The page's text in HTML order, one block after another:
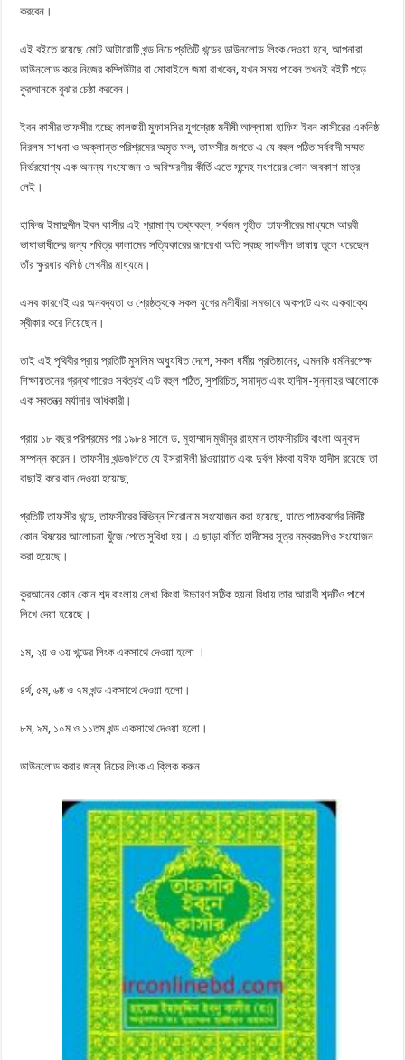
করবেন।
এই বইতে রয়েছে মোট আটারোটি খন্ড নিচে প্রতিটি খন্ডের ডাউনলোড লিংক দেওয়া হবে, আপনারা
ডাউনলোড করে নিজের কম্পিউটার বা মোবাইলে জমা রাখবেন, যখন সময় পাবেন তখনই বইটি পড়ে
কুরআনকে বুঝার চেষ্ঠা করবেন।
ইবন কাসীর তাফসীর হচ্ছে কালজয়ী মুফাসসির যুগশ্রেষ্ঠ মনীষী আল্লামা হাফিয ইবন কাসীরের একনিষ্ঠ
নিরলস সাধনা ও অক্লান্ত পরিশ্রমের অমৃত ফল, তাফসীর জগতে এ যে বহুল পঠিত সর্ববাদী সম্মত
নির্ভরযোগ্য এক অনন্য সংযোজন ও অবিস্মরণীয় কীর্তি এতে সন্দেহ সংশয়ের কোন অবকাশ মাত্র
নেই।
হাফিজ ইমাদুদ্দীন ইবন কাসীর এই প্রামাণ্য তথ্যবহুল, সর্বজন গৃহীত তাফসীরের মাধ্যমে আরবী
ভাষাভাষীদের জন্য পবিত্র কালামের সত্যিকারের রূপরেখা অতি স্বচ্ছ সাবলীল ভাষায় তুলে ধরেছেন
তাঁর ক্ষুরধার বলিষ্ঠ লেখনীর মাধ্যমে।
এসব কারণেই এর অনবদ্যতা ও শ্রেষ্ঠত্বকে সকল যুগের মনীষীরা সমভাবে অকপটে এবং একবাক্যে
স্বীকার করে নিয়েছেন।
তাই এই পৃথিবীর প্রায় প্রতিটি মুসলিম অধ্যুষিত দেশে, সকল ধর্মীয় প্রতিষ্ঠানের, এমনকি ধর্মনিরপেক্ষ
শিক্ষায়তনের গ্রন্থাগারেও সর্বত্রই এটি বহুল পঠিত, সুপরিচিত, সমাদৃত এবং হাদীস-সুন্নাহর আলোকে
এক স্বতন্ত্র মর্যাদার অধিকারী।
প্রায় ১৮ বছর পরিশ্রমের পর ১৯৮৪ সালে ড. মুহাম্মাদ মুজীবুর রাহমান তাফসীরটির বাংলা অনুবাদ
সম্পন্ন করেন। তাফসীর খন্ডগুলিতে যে ইসরাঈলী রিওয়ায়াত এবং দুর্বল কিংবা যঈফ হাদীস রয়েছে তা
বাছাই করে বাদ দেওয়া হয়েছে,
প্রতিটি তাফসীর খন্ডে, তাফসীরের বিভিন্ন শিরোনাম সংযোজন করা হয়েছে, যাতে পাঠকবর্গের নির্দিষ্ট
কোন বিষয়ের আলোচনা খুঁজে পেতে সুবিধা হয়। এ ছাড়া বর্ণিত হাদীসের সূত্র নম্বরগুলিও সংযোজন
করা হয়েছে।
কুরআনের কোন কোন শব্দ বাংলায় লেখা কিংবা উচ্চারণ সঠিক হয়না বিধায় তার আরাবী শব্দটিও পাশে
লিখে দেয়া হয়েছে।
১ম, ২য় ও ৩য় খন্ডের লিংক একসাথে দেওয়া হলো ।
৪র্থ, ৫ম, ৬ষ্ঠ ও ৭ম খন্ড একসাথে দেওয়া হলো।
৮ম, ৯ম, ১০ম ও ১১তম খন্ড একসাথে দেওয়া হলো।
ডাউনলোড করার জন্য নিচের লিংক এ ক্লিক করুন